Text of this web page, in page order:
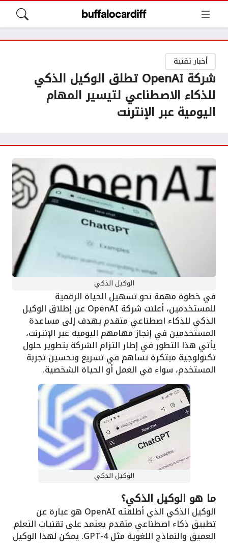
أخبار تقنية
شركة OpenAI تطلق الوكيل الذكي
للذكاء الاصطناعي لتيسير المهام
اليومية عبر الإنترنت
الوكيل الذكي
في خطوة مهمة نحو تسهيل الحياة الرقمية
للمستخدمين، أعلنت شركة OpenAI عن إطلاق الوكيل
الذكي للذكاء اصطناعي متقدم يهدف إلى مساعدة
المستخدمين في إنجاز مهامهم اليومية عبر الإنترنت،
يأتي هذا التطور في إطار التزام الشركة بتطوير حلول
تكنولوجية مبتكرة تساهم في تسريع وتحسين تجربة
المستخدم، سواء في العمل أو الحياة الشخصية.
الوكيل الذكي
ما هو الوكيل الذكي؟
الوكيل الذكي الذي أطلقته OpenAI هو عبارة عن
تطبيق ذكاء اصطناعي متقدم يعتمد على تقنيات التعلم
العميق والنماذج اللغوية مثل GPT-4. يمكن لهذا الوكيل